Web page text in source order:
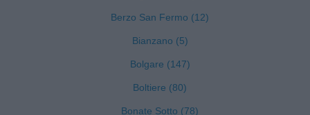
Berzo San Fermo (12)
Bianzano (5)
Bolgare (147)
Boltiere (80)
Bonate Sotto (78)